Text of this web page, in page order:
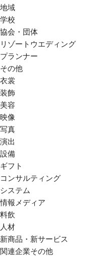
地域
学校
協会・団体
リゾートウエディング
プランナー
その他
衣裳
装飾
美容
映像
写真
演出
設備
ギフト
コンサルティング
システム
情報メディア
料飲
人材
新商品・新サービス
関連企業その他